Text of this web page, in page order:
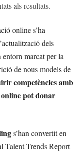
als resultats.
online s’ha
dels
marcat per la
de nous models de
competències amb
pot donar
s’han convertit en
Talent Trends Report